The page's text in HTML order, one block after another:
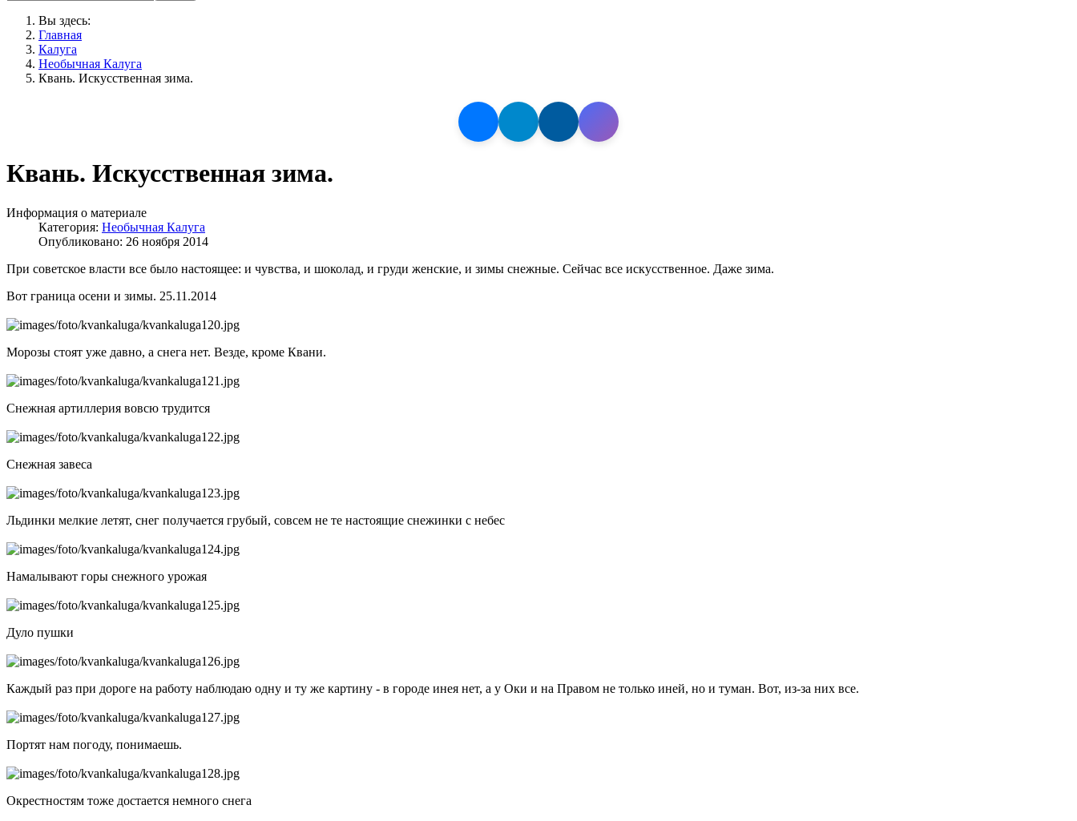
Вы здесь:
Главная
Калуга
Необычная Калуга
Квань. Искусственная зима.
Квань. Искусственная зима.
Информация о материале
Категория: Необычная Калуга
Опубликовано: 26 ноября 2014
При советское власти все было настоящее: и чувства, и шоколад, и груди женские, и зимы снежные. Сейчас все искусственное. Даже зима.
Вот граница осени и зимы. 25.11.2014
Морозы стоят уже давно, а снега нет. Везде, кроме Квани.
Снежная артиллерия вовсю трудится
Снежная завеса
Льдинки мелкие летят, снег получается грубый, совсем не те настоящие снежинки с небес
Намалывают горы снежного урожая
Дуло пушки
Каждый раз при дороге на работу наблюдаю одну и ту же картину - в городе инея нет, а у Оки и на Правом не только иней, но и туман. Вот, из-за них все.
Портят нам погоду, понимаешь.
Окрестностям тоже достается немного снега